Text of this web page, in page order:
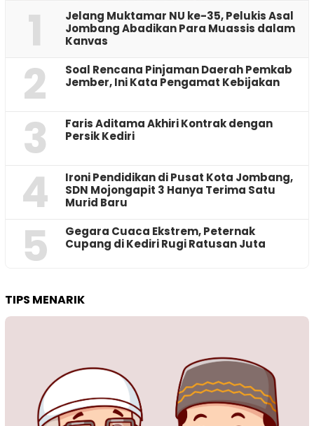
1
Jelang Muktamar NU ke-35, Pelukis Asal
Jombang Abadikan Para Muassis dalam
Kanvas
2
‎Soal Rencana Pinjaman Daerah Pemkab
Jember, Ini Kata Pengamat Kebijakan ‎
3
Faris Aditama Akhiri Kontrak dengan
Persik Kediri
4
Ironi Pendidikan di Pusat Kota Jombang,
SDN Mojongapit 3 Hanya Terima Satu
Murid Baru
5
‎Gegara Cuaca Ekstrem, Peternak
Cupang di Kediri Rugi Ratusan Juta
TIPS MENARIK